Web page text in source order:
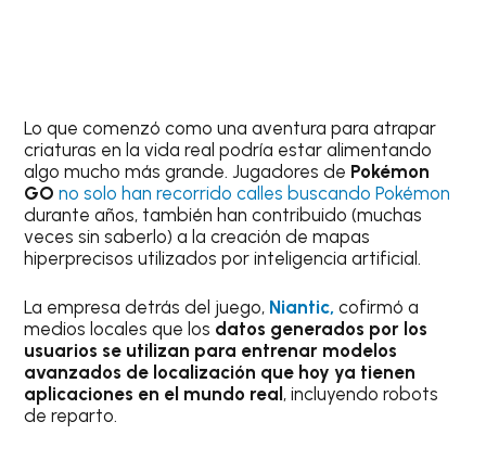
Lo que comenzó como una aventura para atrapar
criaturas en la vida real podría estar alimentando
algo mucho más grande. Jugadores de Pokémon
GO no solo han recorrido calles buscando Pokémon
durante años, también han contribuido (muchas
veces sin saberlo) a la creación de mapas
hiperprecisos utilizados por inteligencia artificial.
La empresa detrás del juego, Niantic,cofirmó a
medios locales que los datos generados por los
usuarios se utilizan para entrenar modelos
avanzados de localización que hoy ya tienen
aplicaciones en el mundo real , incluyendo robots
de reparto.